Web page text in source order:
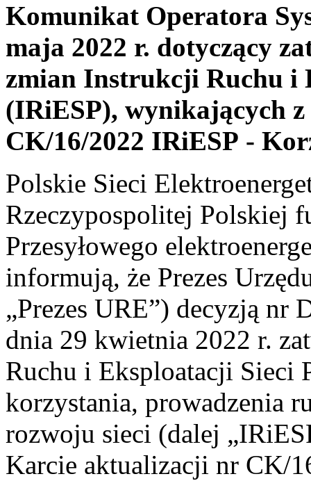
Komunikat Operatora
maja 2022 r. dotyczący
zmian Instrukcji Ruchu i
(IRiESP), wynikających
CK/16/2022 IRiESP -
Polskie Sieci
Rzeczypospolitej Polskiej
Przesyłowego
informują, że Prezes
„Prezes URE”) decyzją
dnia 29 kwietnia 2022 r.
Ruchu i Eksploatacji Sieci
korzystania, prowadzenia
rozwoju sieci (dalej
Karcie aktualizacji nr CK/